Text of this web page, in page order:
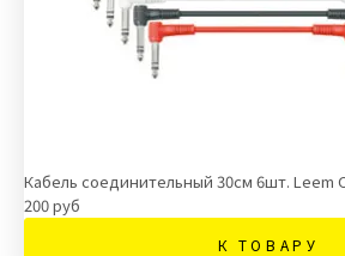
Кабель соединительный 30см 6шт. Leem
200 руб
К ТОВАРУ